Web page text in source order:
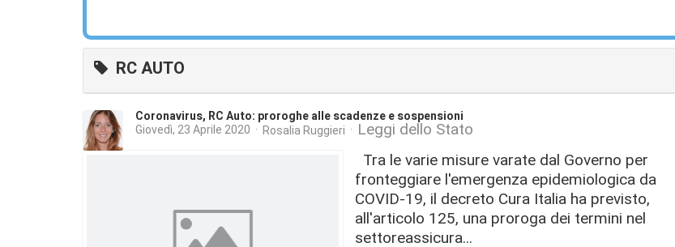
RC AUTO
Coronavirus, RC Auto: proroghe alle scadenze e sospensioni
Giovedì, 23 Aprile 2020 Rosalia Ruggieri
Leggi dello Stato
Tra le varie misure varate dal Governo per
fronteggiare l'emergenza epidemiologica da
COVID-19, il decreto Cura Italia ha previsto,
all'articolo 125, una proroga dei termini nel
settoreassicura...